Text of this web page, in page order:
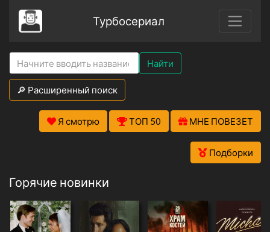
Турбосериал
Найти
🔎 Расширенный поиск
Я смотрю ТОП 50 МНЕ ПОВЕЗЕТ
Подборки
Горячие новинки